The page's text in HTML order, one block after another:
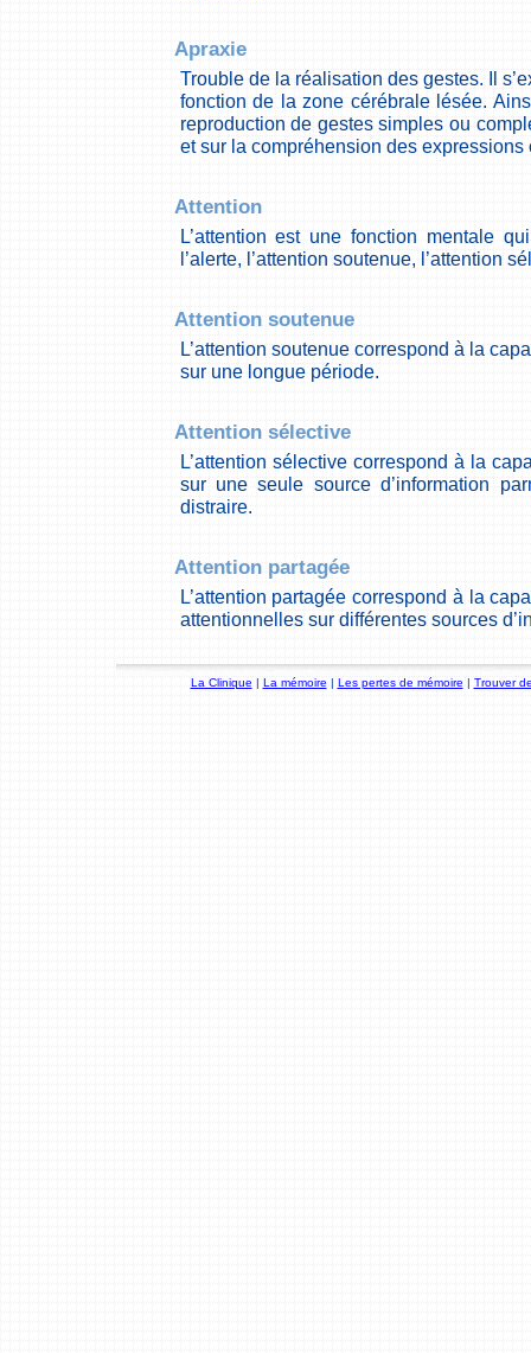
Apraxie
Trouble de la réalisation des gestes. Il
fonction de la zone cérébrale lésée.
reproduction de gestes simples ou
et sur la compréhension des
Attention
L’attention est une fonction mentale
l’alerte, l’attention soutenue, l’attention
Attention soutenue
L’attention soutenue correspond à la
sur une longue période.
Attention sélective
L’attention sélective correspond à la
sur une seule source d’information
distraire.
Attention partagée
L’attention partagée correspond à la
attentionnelles sur différentes sources
La Clinique | La mémoire | Les pertes de mémoire | Trouver